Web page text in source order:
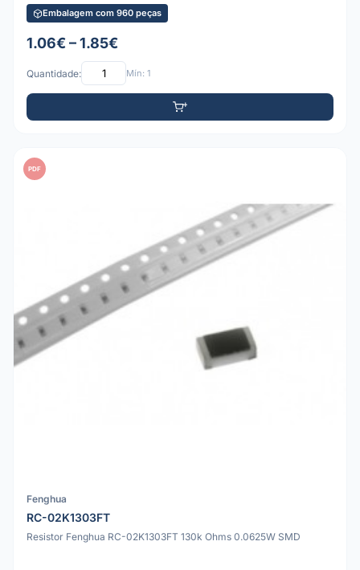
Embalagem com 960 peças
1.06€ – 1.85€
Quantidade: Mín: 1
PDF
Fenghua
RC-02K1303FT
Resistor Fenghua RC-02K1303FT 130k Ohms 0.0625W SMD